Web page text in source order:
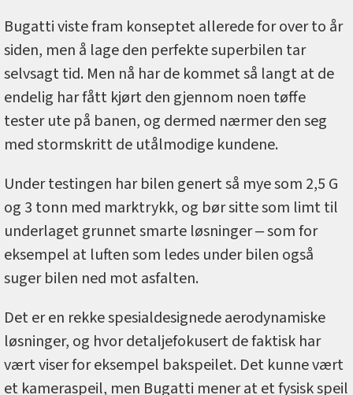
Bugatti viste fram konseptet allerede for over to år
siden, men å lage den perfekte superbilen tar
selvsagt tid. Men nå har de kommet så langt at de
endelig har fått kjørt den gjennom noen tøffe
tester ute på banen, og dermed nærmer den seg
med stormskritt de utålmodige kundene.
Under testingen har bilen genert så mye som 2,5 G
og 3 tonn med marktrykk, og bør sitte som limt til
underlaget grunnet smarte løsninger ‒ som for
eksempel at luften som ledes under bilen også
suger bilen ned mot asfalten.
Det er en rekke spesialdesignede aerodynamiske
løsninger, og hvor detaljefokusert de faktisk har
vært viser for eksempel bakspeilet. Det kunne vært
et kameraspeil, men Bugatti mener at et fysisk speil